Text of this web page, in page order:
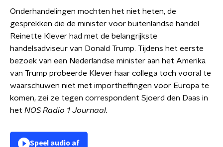
Onderhandelingen mochten het niet heten, de
gesprekken die de minister voor buitenlandse handel
Reinette Klever had met de belangrijkste
handelsadviseur van Donald Trump. Tijdens het eerste
bezoek van een Nederlandse minister aan het Amerika
van Trump probeerde Klever haar collega toch vooral te
waarschuwen niet met importheffingen voor Europa te
komen, zei ze tegen correspondent Sjoerd den Daas in
het NOS Radio 1 Journaal.
Speel audio af